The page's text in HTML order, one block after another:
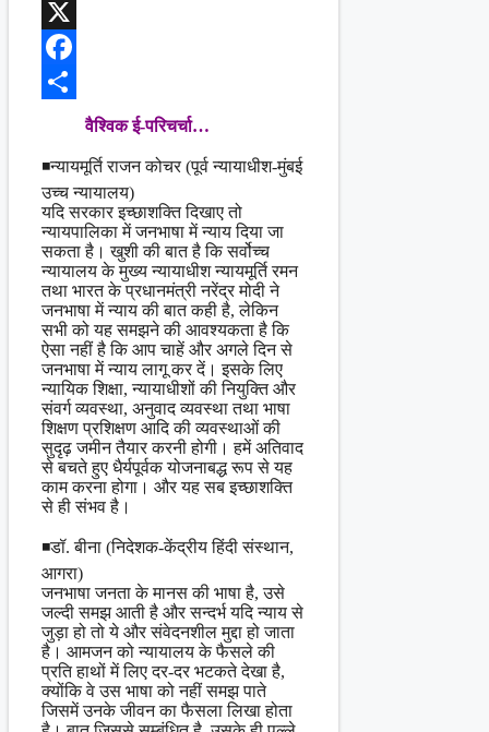
WhatsApp
X
Facebook
वैश्विक ई-परिचर्चा…
◾न्यायमूर्ति राजन कोचर (पूर्व न्यायाधीश-मुंबई
उच्च न्यायालय)
यदि सरकार इच्छाशक्ति दिखाए तो
न्यायपालिका में जनभाषा में न्याय दिया जा
सकता है। खुशी की बात है कि सर्वोच्च
न्यायालय के मुख्य न्यायाधीश न्यायमूर्ति रमन
तथा भारत के प्रधानमंत्री नरेंद्र मोदी ने
जनभाषा में न्याय की बात कही है, लेकिन
सभी को यह समझने की आवश्यकता है कि
ऐसा नहीं है कि आप चाहें और अगले दिन से
जनभाषा में न्याय लागू कर दें। इसके लिए
न्यायिक शिक्षा, न्यायाधीशों की नियुक्ति और
संवर्ग व्यवस्था, अनुवाद व्यवस्था तथा भाषा
शिक्षण प्रशिक्षण आदि की व्यवस्थाओं की
सुदृढ़ जमीन तैयार करनी होगी। हमें अतिवाद
से बचते हुए धैर्यपूर्वक योजनाबद्ध रूप से यह
काम करना होगा। और यह सब इच्छाशक्ति
से ही संभव है।
◾डॉ. बीना (निदेशक-केंद्रीय हिंदी संस्थान,
आगरा)
जनभाषा जनता के मानस की भाषा है, उसे
जल्दी समझ आती है और सन्दर्भ यदि न्याय से
जुड़ा हो तो ये और संवेदनशील मुद्दा हो जाता
है। आमजन को न्यायालय के फैसले की
प्रति हाथों में लिए दर-दर भटकते देखा है,
क्योंकि वे उस भाषा को नहीं समझ पाते
जिसमें उनके जीवन का फैसला लिखा होता